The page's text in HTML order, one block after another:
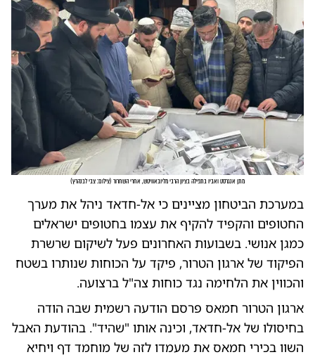
מתן אנגרסט ואביו בתפילה בציון הרבי מליובאוויטש, אחרי השחרור (צילום: צבי לבנהרץ)
במערכת הביטחון מציינים כי אל-חדאד ניהל את מערך
החטופים והקפיד להקיף את עצמו בחטופים ישראלים
כמגן אנושי. בשבועות האחרונים פעל לשיקום שרשרת
הפיקוד של ארגון הטרור, פיקד על הכוחות שנותרו בשטח
והכווין את הלחימה נגד כוחות צה"ל ברצועה.
ארגון הטרור חמאס פרסם הודעה רשמית שבה הודה
בחיסולו של אל-חדאד, וכינה אותו "שהיד". בהודעת האבל
השוו בכירי חמאס את מעמדו לזה של מוחמד דף ויחיא